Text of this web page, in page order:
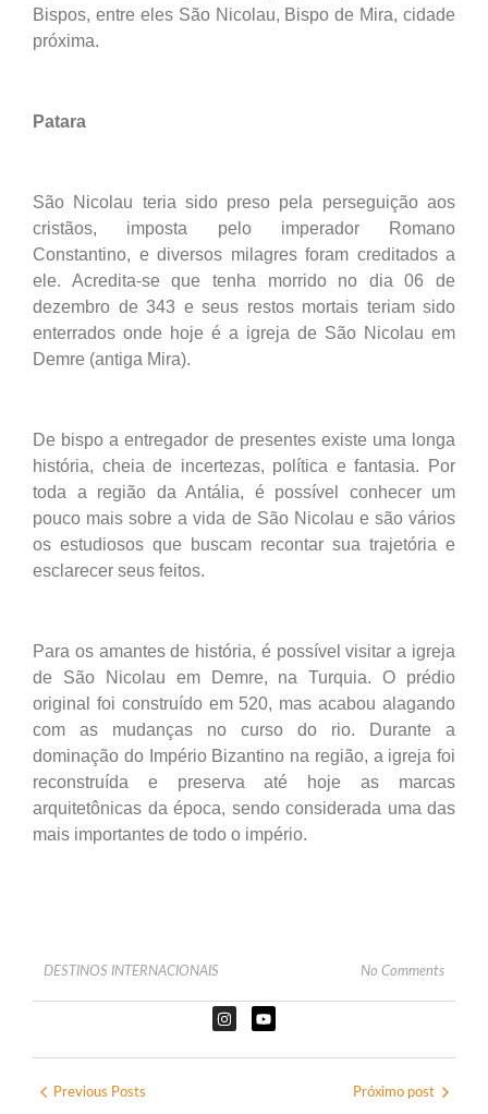
Bispos, entre eles São Nicolau, Bispo de Mira, cidade
próxima.
Patara
São Nicolau teria sido preso pela perseguição aos
cristãos, imposta pelo imperador Romano
Constantino, e diversos milagres foram creditados a
ele. Acredita-se que tenha morrido no dia 06 de
dezembro de 343 e seus restos mortais teriam sido
enterrados onde hoje é a igreja de São Nicolau em
Demre (antiga Mira).
De bispo a entregador de presentes existe uma longa
história, cheia de incertezas, política e fantasia. Por
toda a região da Antália, é possível conhecer um
pouco mais sobre a vida de São Nicolau e são vários
os estudiosos que buscam recontar sua trajetória e
esclarecer seus feitos.
Para os amantes de história, é possível visitar a igreja
de São Nicolau em Demre, na Turquia. O prédio
original foi construído em 520, mas acabou alagando
com as mudanças no curso do rio. Durante a
dominação do Império Bizantino na região, a igreja foi
reconstruída e preserva até hoje as marcas
arquitetônicas da época, sendo considerada uma das
mais importantes de todo o império.
DESTINOS INTERNACIONAIS No Comments
Previous Posts Próximo post